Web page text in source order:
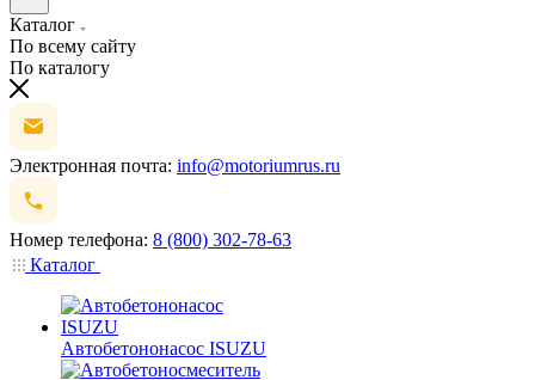
Каталог
По всему сайту
По каталогу
Электронная почта: info@motoriumrus.ru
Номер телефона: 8 (800) 302-78-63
Каталог
Автобетононасос ISUZU